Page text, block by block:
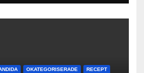
OKATEGORISERADE RECEPT